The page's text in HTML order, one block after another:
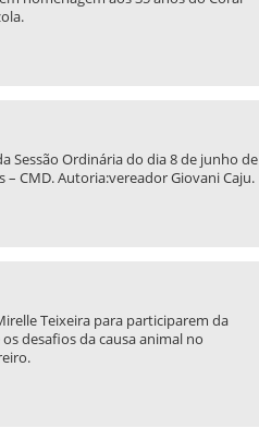
Sessão Ordinária do dia 8 de junho de
CMD. Autoria:vereador Giovani Caju.
Teixeira para participarem da
desafios da causa animal no